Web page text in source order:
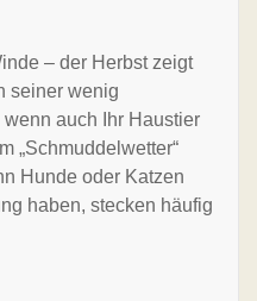
– der Herbst zeigt
seiner wenig
auch Ihr Haustier
„Schmuddelwetter“
Hunde oder Katzen
haben, stecken häufig